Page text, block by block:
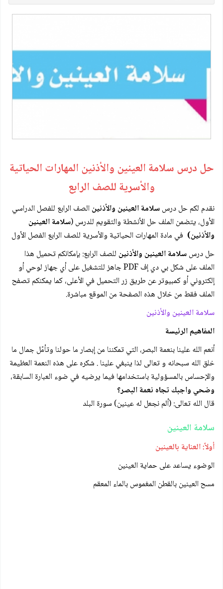
حل درس سلامة العينين والأذنين المهارات الحياتية
والأسرية للصف الرابع
نقدم لكم حل درسسلامة العينين والأذنين الصف الرابع للفصل الدراسي
الأول، يتضمن الملف حل الأنشطة والتقويم للدرس (سلامة العينين
والأذنين) في مادة المهارات الحياتية والأسرية للصف الرابع الفصل الأول
حل درسسلامة العينين والأذنين للصف الرابع: بإمكانكم تحميل هذا
الملف على شكل بي دي إف PDF جاهز للتشغيل على أي جهاز لوحي أو
إلكتروني أو كمبيوتر عن طريق زر التحميل في الأعلى، كما يمكنكم تصفح
الملف فقط من خلال هذه الصفحة من الموقع مباشرة.
سلامة العينين والأذنين
المفاهيم الرئيسة
أنعم الله علينا بنعمة البصر، التي تمكننا من إبصار ما حولنا وتأمّل جمال ما
خلق الله سبحانه و تعالى لذا ينبغي علينا . شكره على هذه النعمة العظيمة
والإحساس بالمسؤولية باستخدامها فيما يرضيه في ضوء العبارة السابقة،
وضحي واجبك تجاه نعمة البصر؟
قال الله تعالى: (ألم نجعل له عينين) سورة البلد
سلامة العينين
أولاً: العناية بالعينين
الوضوء يساعد على حماية العينين
مسح العينين بالقطن المغموس بالماء المعقم